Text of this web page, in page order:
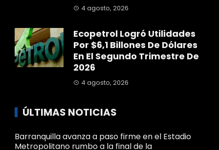
4 agosto, 2026
Ecopetrol Logró Utilidades
Por $6,1 Billones De Dólares
En El Segundo Trimestre De
2026
4 agosto, 2026
ÚLTIMAS NOTICIAS
Barranquilla avanza a paso firme en el Estadio
Metropolitano rumbo a la final de la